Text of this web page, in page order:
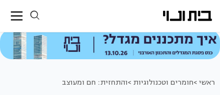
ראשי >חומרים וטכנולוגיות >והתחזית: חם ומעוצב